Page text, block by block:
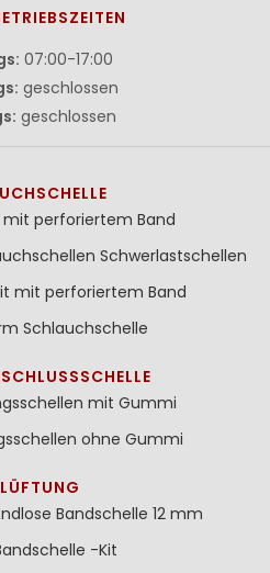
07:00-17:00
geschlossen
geschlossen
perforiertem Band
Schwerlastschellen
mit perforiertem Band
Schlauchschelle
mit Gummi
ohne Gummi
Bandschelle 12 mm
-Kit